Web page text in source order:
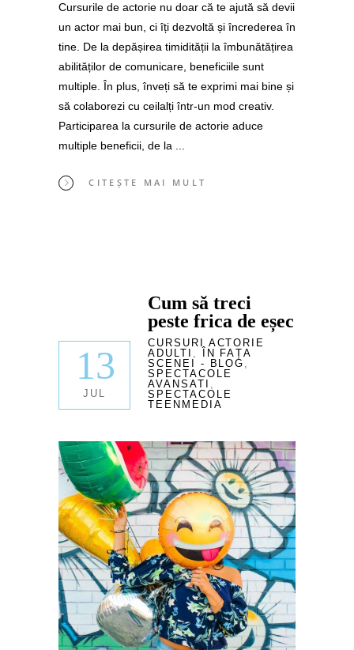
Cursurile de actorie nu doar că te ajută să devii
un actor mai bun, ci îți dezvoltă și încrederea în
tine. De la depășirea timidității la îmbunătățirea
abilităților de comunicare, beneficiile sunt
multiple. În plus, înveți să te exprimi mai bine și
să colaborezi cu ceilalți într-un mod creativ.
Participarea la cursurile de actorie aduce
multiple beneficii, de la
CITEȘTE MAI MULT
13
JUL
Cum să treci
peste frica de eșec
CURSURI ACTORIE
ADULTI ,
ÎN FAȚA
SCENEI - BLOG ,
SPECTACOLE
AVANSATI ,
SPECTACOLE
TEENMEDIA